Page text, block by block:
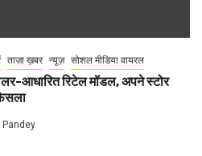
ताज़ा ख़बर न्यूज़ सोशल मीडिया वायरल
आधारित रिटेल मॉडल, अपने स्टोर